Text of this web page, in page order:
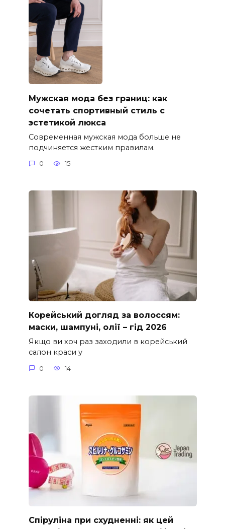
Мужская мода без границ: как
сочетать спортивный стиль с
эстетикой люкса
Современная мужская мода больше не
подчиняется жестким правилам.
0 15
Корейський догляд за волоссям:
маски, шампуні, олії – гід 2026
Якщо ви хоч раз заходили в корейський
салон краси у
0 14
Спіруліна при схудненні: як цей